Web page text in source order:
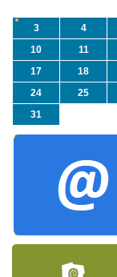
3
4
10
11
17
18
24
25
31